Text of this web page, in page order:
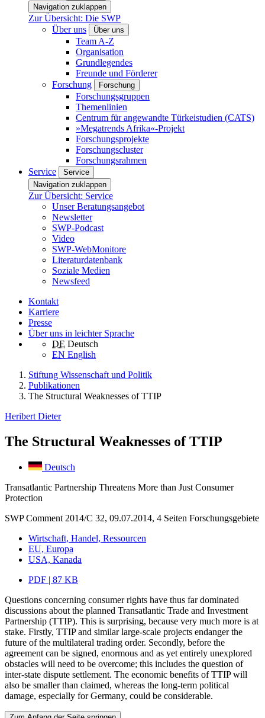
Navigation zuklappen
Zur Übersicht: Die SWP
Über uns
Über uns
Team A-Z
Organisation
Grundlegendes
Freunde und Förderer
Forschung
Forschung
Forschungsgruppen
Themenlinien
Centrum für angewandte Türkeistudien (CATS)
»Megatrends Afrika«-Projekt
Forschungsprojekte
Forschungscluster
Forschungsrahmen
Service
Service
Navigation zuklappen
Zur Übersicht: Service
Unser Beratungsangebot
Newsletter
SWP-Podcast
Video
SWP-WebMonitore
Literaturdatenbank
Soziale Medien
Newsfeed
Kontakt
Karriere
Presse
Über uns in leichter Sprache
DE Deutsch
EN English
Stiftung Wissenschaft und Politik
Publikationen
The Structural Weaknesses of TTIP
Heribert Dieter
The Structural Weaknesses of TTIP
Deutsch
Transatlantic Partnership Threatens More than Just Consumer
Protection
SWP Comment 2014/C 32, 09.07.2014, 4 Seiten Forschungsgebiete
Wirtschaft, Handel, Ressourcen
EU, Europa
USA, Kanada
PDF | 87 KB
Questions concerning consumer rights have thus far dominated
discussions about the planned Transatlantic Trade and Investment
Partnership (TTIP). This is surprising, because very much more is at
stake. Firstly, TTIP and similar large-scale projects endanger the
future of the multilateral trading order. Secondly, before the
agreement can be signed, enormous and as yet entirely unexplored
obstacles will need to be overcome; this includes the question of
inter-state dispute settlement. The economic benefits of TTIP will
also be smaller than claimed, whereas the long-term political
damage, especially for Germany, could be considerable.